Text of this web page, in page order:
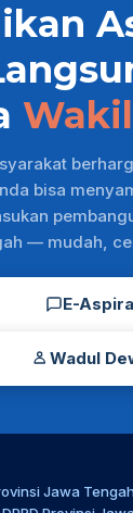
bisa
— mudah,
E-
Wadul
Jawa Tengah